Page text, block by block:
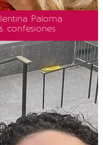
Paloma
confesiones